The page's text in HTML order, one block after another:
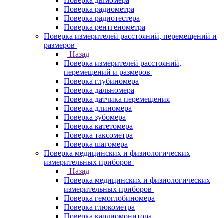
Поверка радиометра
Поверка радиотестера
Поверка рентгенометра
Поверка измерителей расстояний, перемещений и
размеров
Назад
Поверка измерителей расстояний,
перемещений и размеров
Поверка глубиномера
Поверка дальномера
Поверка датчика перемещения
Поверка длиномера
Поверка зубомера
Поверка катетомера
Поверка таксометра
Поверка шагомера
Поверка медицинских и физиологических
измерительных приборов
Назад
Поверка медицинских и физиологических
измерительных приборов
Поверка гемоглобиномера
Поверка глюкометра
Поверка кардиомонитора